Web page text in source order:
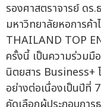
รองศาสตราจารย์ ดร
มหาวิทยาลัยหอการค้
THAILAND TOP
ครั้งนี้ เป็นความร่วมมื
นิตยสาร Business+
อย่างต่อเนื่องเป็นปีที่